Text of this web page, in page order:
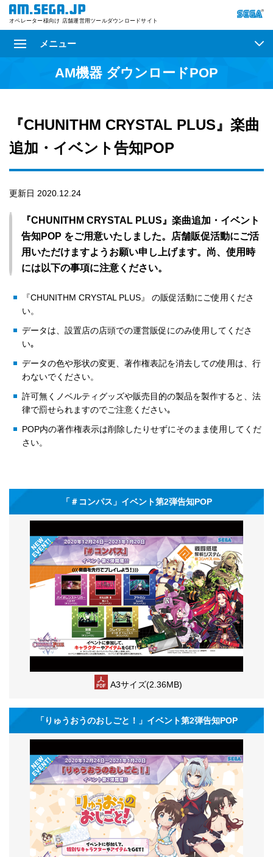
オペレーター様向け 店舗運営用ツールダウンロードサイト
メニュー
AM機器 ダウンロードPOP
『CHUNITHM CRYSTAL PLUS』楽曲
追加・イベント告知POP
更新日 2020.12.24
『CHUNITHM CRYSTAL PLUS』楽曲追加・イベント
告知POP をご用意いたしました。店舗販促活動にご活
用いただけますようお願い申し上げます。尚、使用時
には以下の事項に注意ください。
『CHUNITHM CRYSTAL PLUS』 の販促活動にご使用くださ
い。
データは、設置店の店頭での運営販促にのみ使用してくださ
い｡
データの色や形状の変更、著作権表記を消去しての使用は、行
わないでください。
許可無くノベルティグッズや販売目的の製品を製作すると、法
律で罰せられますのでご注意ください｡
POP内の著作権表示は削除したりせずにそのまま使用してくだ
さい。
「＃コンパス」イベント第2弾告知POP
A3サイズ(2.36MB)
「りゅうおうのおしごと！」イベント第2弾告知POP